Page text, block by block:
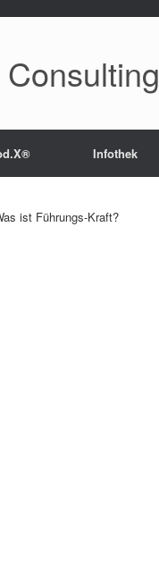
Infothek
ist Führungs-Kraft?